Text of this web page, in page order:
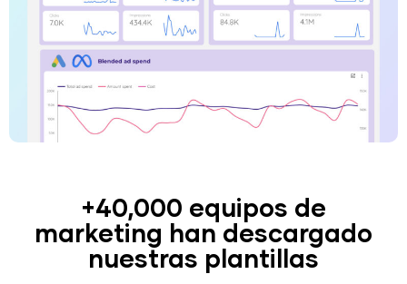
+40,000 equipos de
marketing han descargado
nuestras plantillas